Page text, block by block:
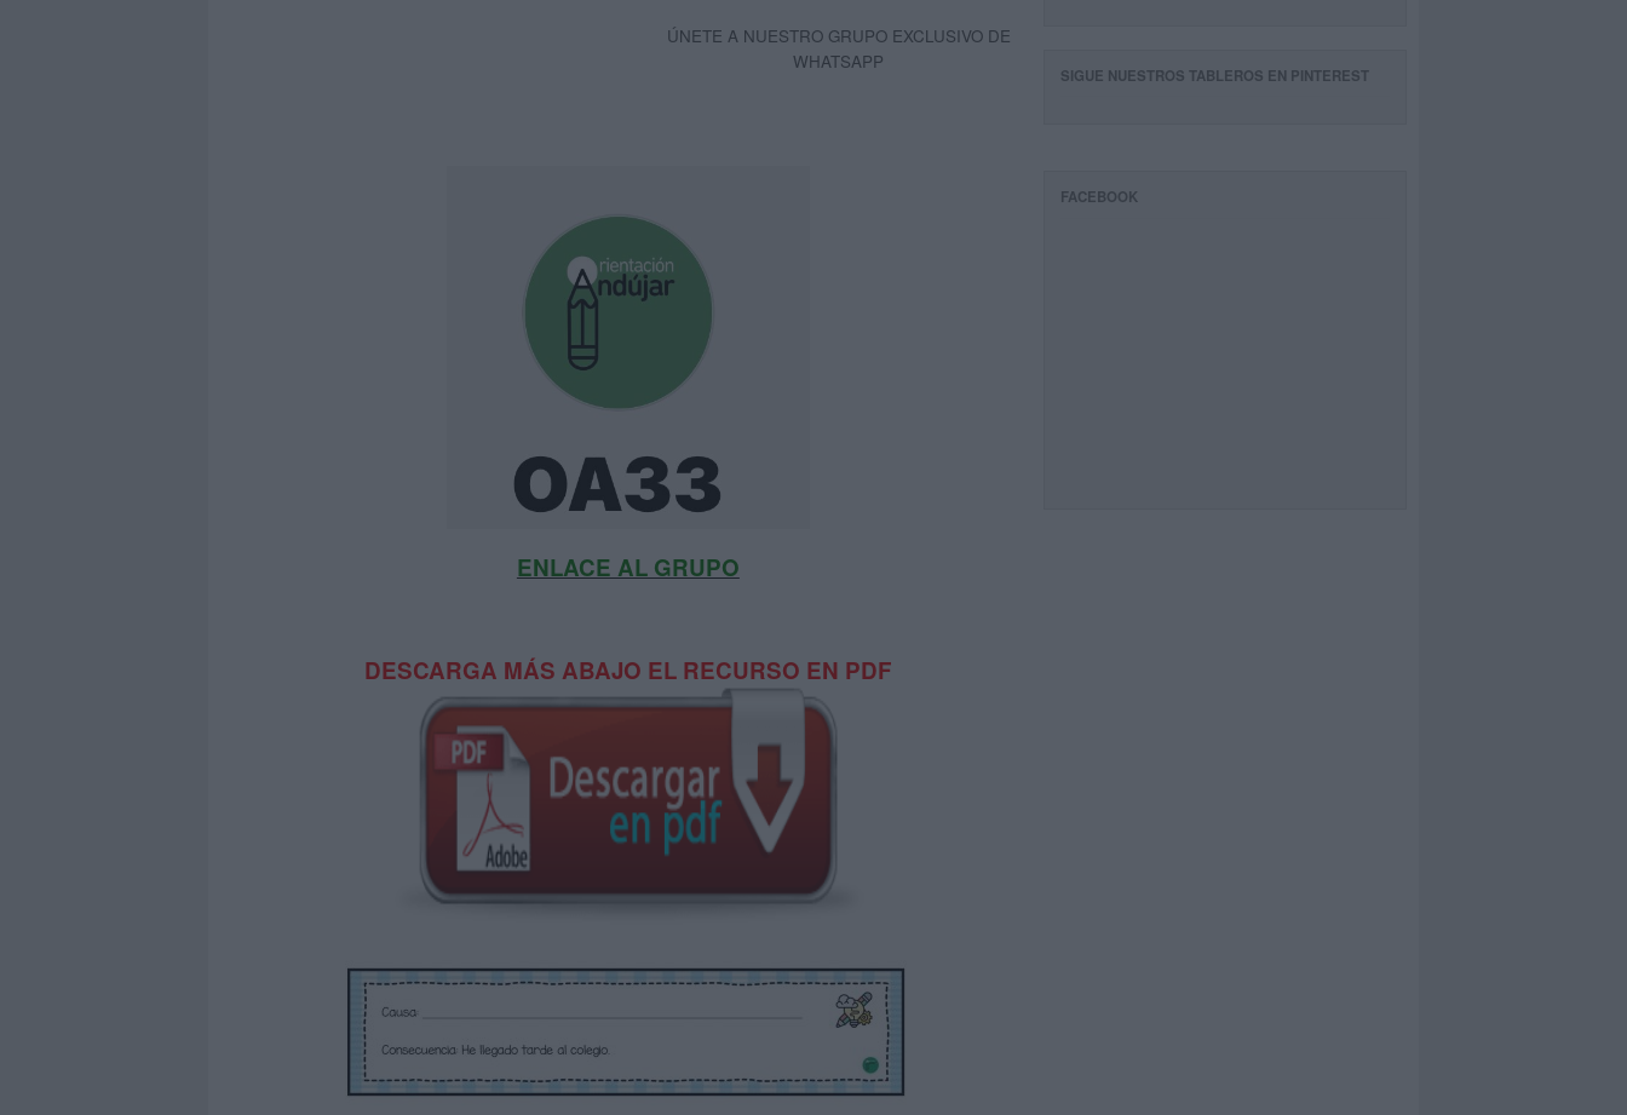
ÚNETE A NUESTRO GRUPO EXCLUSIVO DE
WHATSAPP
ENLACE AL GRUPO
DESCARGA MÁS ABAJO EL RECURSO EN PDF
SIGUE NUESTROS TABLEROS EN PINTEREST
FACEBOOK